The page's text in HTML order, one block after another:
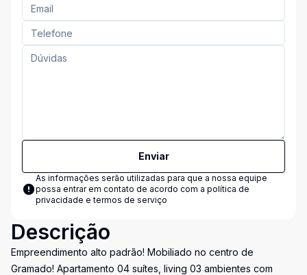
Enviar
As informações serão utilizadas para que a nossa equipe
possa entrar em contato de acordo com a política de
privacidade e termos de serviço
Descrição
Empreendimento alto padrão! Mobiliado no centro de
Gramado! Apartamento 04 suítes, living 03 ambientes com